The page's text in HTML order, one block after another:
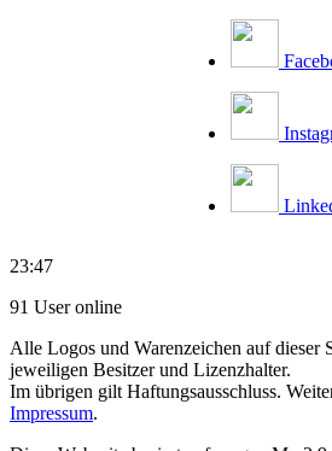
23:47
91 User online
Alle Logos und Warenzeichen auf dieser
jeweiligen Besitzer und Lizenzhalter.
Im übrigen gilt Haftungsausschluss.
Impressum.